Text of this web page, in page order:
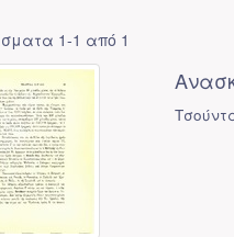
1-1 από 1